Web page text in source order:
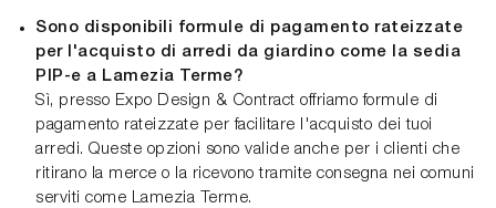
Sono disponibili formule di pagamento rateizzate
per l'acquisto di arredi da giardino come la sedia
PIP-e a Lamezia Terme?
Sì, presso Expo Design & Contract offriamo formule di
pagamento rateizzate per facilitare l'acquisto dei tuoi
arredi. Queste opzioni sono valide anche per i clienti che
ritirano la merce o la ricevono tramite consegna nei comuni
serviti come Lamezia Terme.